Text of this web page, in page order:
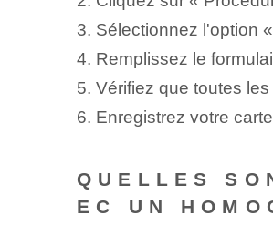
3.​ Sélectionnez l'option
4. Remplissez le
5. Vérifiez que toutes
6.⁤ Enregistrez votre
QUELLES
EC UN